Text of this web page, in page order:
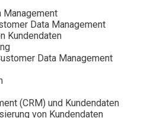
Management
Data Management
Kundendaten
Data Management
(CRM) und Kundendaten
von Kundendaten